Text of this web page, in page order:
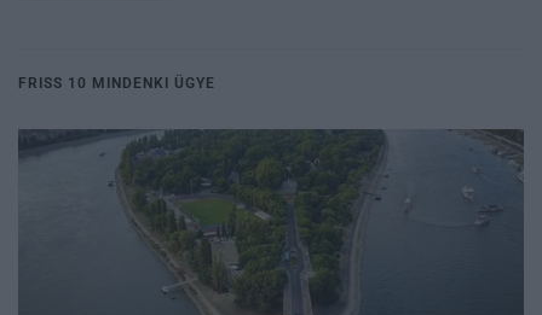
FRISS 10 MINDENKI ÜGYE